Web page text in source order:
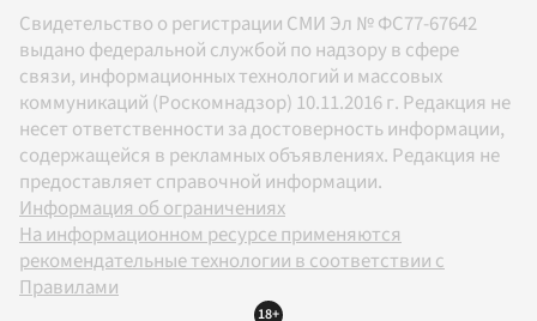
Свидетельство о регистрации СМИ Эл № ФС77-67642
выдано федеральной службой по надзору в сфере
связи, информационных технологий и массовых
коммуникаций (Роскомнадзор) 10.11.2016 г. Редакция не
несет ответственности за достоверность информации,
содержащейся в рекламных объявлениях. Редакция не
предоставляет справочной информации.
Информация об ограничениях
На информационном ресурсе применяются
рекомендательные технологии в соответствии с
Правилами
18+